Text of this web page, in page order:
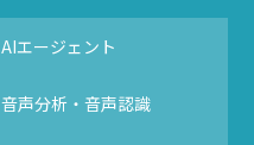
AIエージェント
音声分析・音声認識